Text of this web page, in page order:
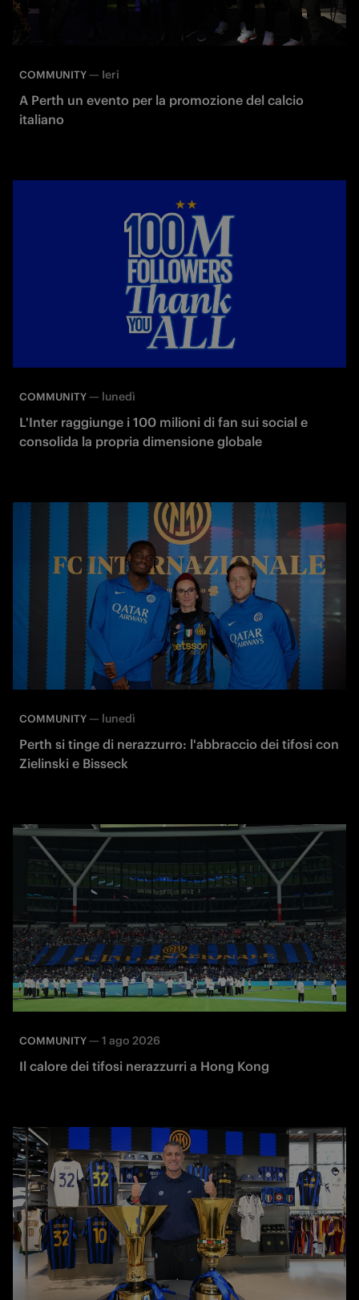
COMMUNITY — Ieri
A Perth un evento per la promozione del calcio
italiano
COMMUNITY — lunedì
L'Inter raggiunge i 100 milioni di fan sui social e
consolida la propria dimensione globale
COMMUNITY — lunedì
Perth si tinge di nerazzurro: l'abbraccio dei tifosi con
Zielinski e Bisseck
COMMUNITY — 1 ago 2026
Il calore dei tifosi nerazzurri a Hong Kong